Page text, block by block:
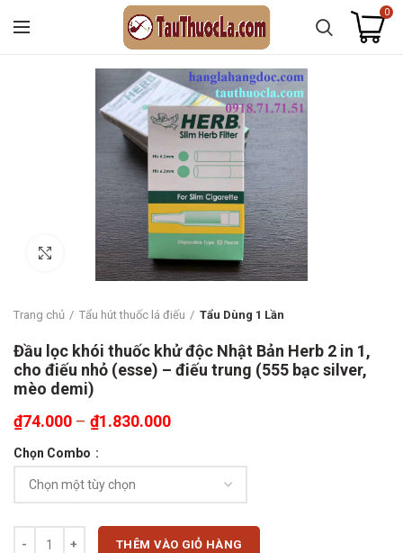
0
Click to enlarge
Trang chủ Tẩu hút thuốc lá điếu Tẩu Dùng 1 Lần
Đầu lọc khói thuốc khử độc Nhật Bản Herb 2 in 1,
cho điếu nhỏ (esse) – điếu trung (555 bạc silver,
mèo demi)
₫74.000 – ₫1.830.000
Chọn Combo
Đầu lọc khói thuốc khử độc Nhật Bản Herb 2 in 1, cho điếu nhỏ
THÊM VÀO GIỎ HÀNG